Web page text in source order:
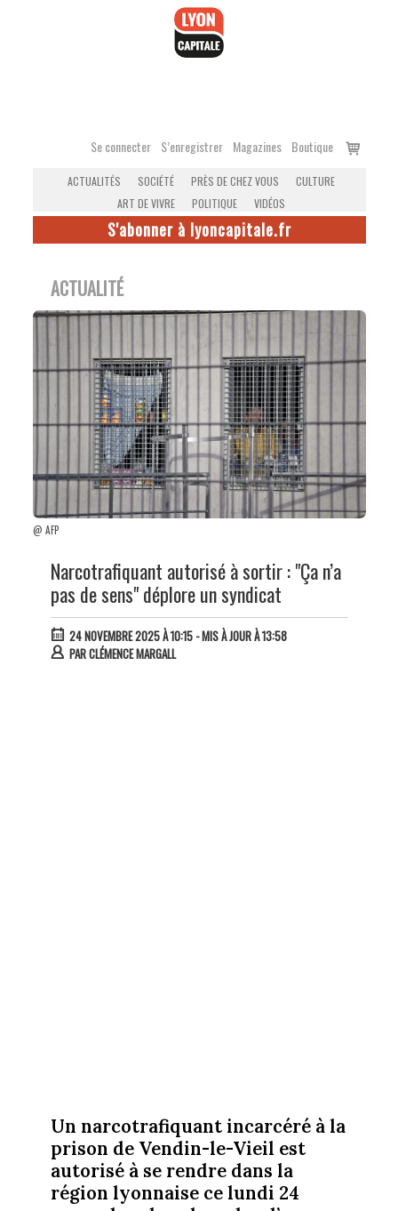
Se connecter S’enregistrer Magazines Boutique
Voir
ACTUALITÉS SOCIÉTÉ PRÈS DE CHEZ VOUS
CULTURE
ART DE VIVRE
POLITIQUE VIDÉOS
S'abonner à lyoncapitale.fr
ACTUALITÉ
@ AFP
Narcotrafiquant autorisé à sortir : "Ça n’a
pas de sens" déplore un syndicat
24 NOVEMBRE 2025 À 10:15- MIS À JOUR À 13:58
PARCLÉMENCE MARGALL
Un narcotrafiquant incarcéré à la
prison de Vendin-le-Vieil est
autorisé à se rendre dans la
région lyonnaise ce lundi 24